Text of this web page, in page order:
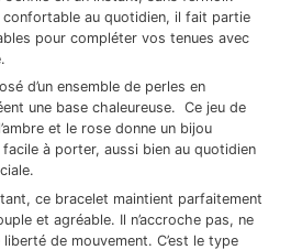
au quotidien, il fait partie
pour compléter vos tenues avec
d’un ensemble de perles en
une base chaleureuse. Ce jeu de
et le rose donne un bijou
à porter, aussi bien au quotidien
ce bracelet maintient parfaitement
et agréable. Il n’accroche pas, ne
de mouvement. C’est le type